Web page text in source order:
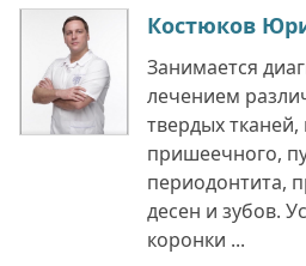
Костюков
Занимается
лечением
твердых тканей,
пришеечного,
периодонтита,
десен и зубов.
коронки ...